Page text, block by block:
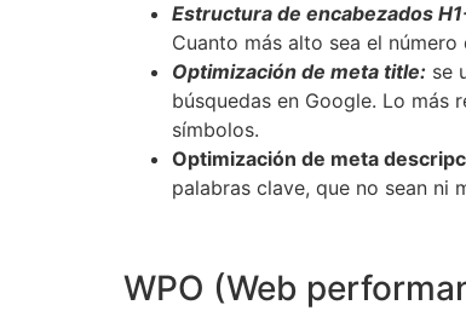
Estructura de encabezados
Cuanto más alto sea el
Optimización de meta title: se
búsquedas en Google. Lo
símbolos.
Optimización de meta
palabras clave, que no sean ni
WPO (Web